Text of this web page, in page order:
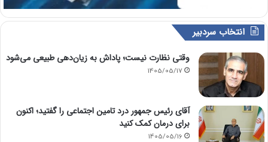
انتخاب سردبیر
وقتی نظارت نیست؛ پاداش به زیان‌دهی طبیعی می‌شود
1405/05/17
آقای رئیس جمهور درد تامین اجتماعی را گفتید؛ اکنون
برای درمان کمک کنید
1405/05/16